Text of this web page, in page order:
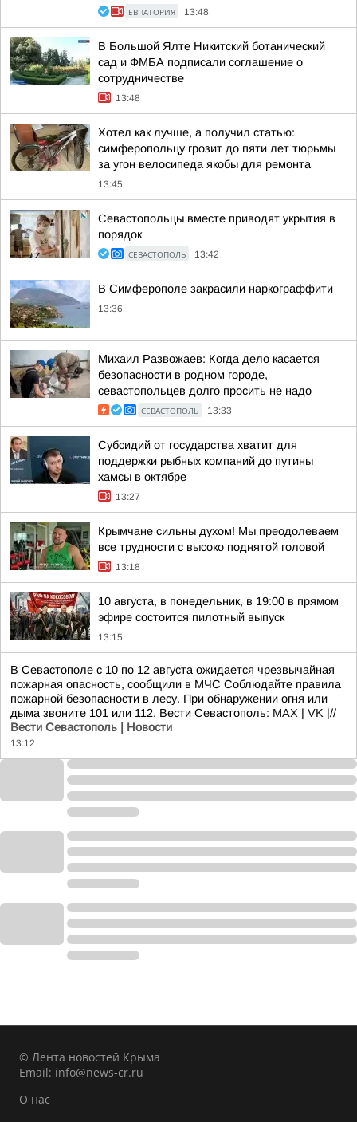
ЕВПАТОРИЯ 13:48
В Большой Ялте Никитский ботанический
сад и ФМБА подписали соглашение о
сотрудничестве
13:48
Хотел как лучше, а получил статью:
симферопольцу грозит до пяти лет тюрьмы
за угон велосипеда якобы для ремонта
13:45
Севастопольцы вместе приводят укрытия в
порядок
СЕВАСТОПОЛЬ 13:42
В Симферополе закрасили наркограффити
13:36
Михаил Развожаев: Когда дело касается
безопасности в родном городе,
севастопольцев долго просить не надо
СЕВАСТОПОЛЬ 13:33
Субсидий от государства хватит для
поддержки рыбных компаний до путины
хамсы в октябре
13:27
Крымчане сильны духом! Мы преодолеваем
все трудности с высоко поднятой головой
13:18
10 августа, в понедельник, в 19:00 в прямом
эфире состоится пилотный выпуск
13:15
В Севастополе с 10 по 12 августа ожидается чрезвычайная
пожарная опасность, сообщили в МЧС Соблюдайте правила
пожарной безопасности в лесу. При обнаружении огня или
дыма звоните 101 или 112. Вести Севастополь: MAX | VK |//
Вести Севастополь | Новости
13:12
© Лента новостей Крыма
Email: info@news-cr.ru
О нас